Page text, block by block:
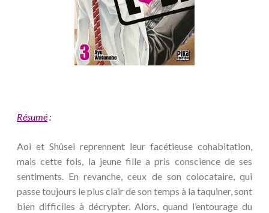
Résumé:
Aoi et Shûsei reprennent leur facétieuse cohabitation,
mais cette fois, la jeune fille a pris conscience de ses
sentiments. En revanche, ceux de son colocataire, qui
passe toujours le plus clair de son temps à la taquiner, sont
bien difficiles à décrypter. Alors, quand l’entourage du